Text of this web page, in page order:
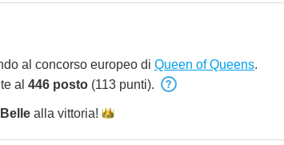
al concorso europeo di Queen of Queens.
al 446 posto (113 punti).
alla vittoria!